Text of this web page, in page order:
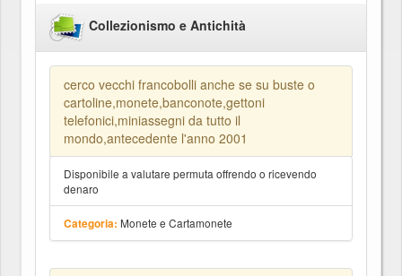
Collezionismo e Antichità
cerco vecchi francobolli anche se su buste o
cartoline,monete,banconote,gettoni
telefonici,miniassegni da tutto il
mondo,antecedente l'anno 2001
Disponibile a valutare permuta offrendo o ricevendo
denaro
Categoria: Monete e Cartamonete